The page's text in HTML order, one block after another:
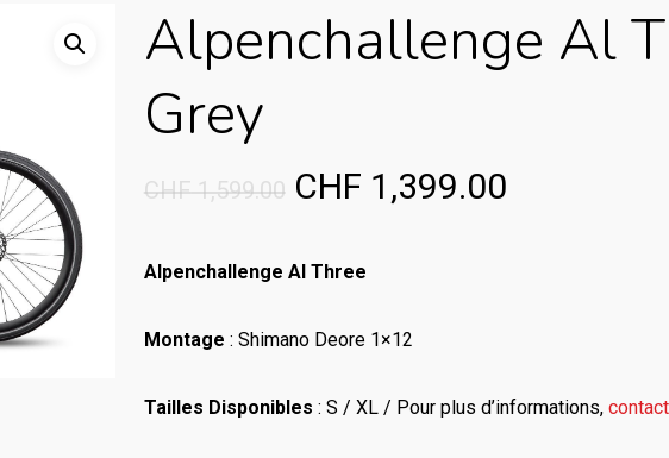
Alpenchallenge Al
Grey
CHF1,599.00 Original
was:
CHF 1,599.00.
CHF 1,399.00Current
Alpenchallenge Al Three
Montage : Shimano Deore 1×12
Tailles Disponibles : S / XL / Pour plus d’informations,